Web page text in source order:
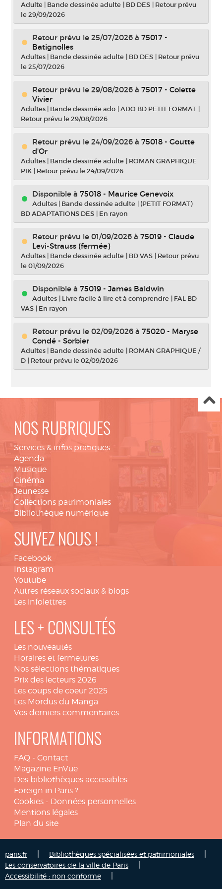
Adulte | Bande dessinée adulte | BD DES | Retour prévu
le 29/09/2026
Retour prévu le 25/07/2026 à 75017 -
Batignolles
Adultes | Bande dessinée adulte | BD DES | Retour prévu
le 25/07/2026
Retour prévu le 29/08/2026 à 75017 - Colette
Vivier
Adultes | Bande dessinée ado |ADO BD PETIT FORMAT |
Retour prévu le 29/08/2026
Retour prévu le 24/09/2026 à 75018 - Goutte
d'Or
Adultes | Bande dessinée adulte | ROMAN GRAPHIQUE
PIK | Retour prévu le 24/09/2026
Disponible à 75018 - Maurice Genevoix
Adultes | Bande dessinée adulte | (PETIT FORMAT)
BD ADAPTATIONS DES | En rayon
Retour prévu le 01/09/2026 à 75019 - Claude
Levi-Strauss (fermée)
Adultes | Bande dessinée adulte | BD VAS | Retour prévu
le 01/09/2026
Disponible à 75019 - James Baldwin
Adultes | Livre facile à lire et à comprendre | FAL BD
VAS | En rayon
Retour prévu le 02/09/2026 à 75020 - Maryse
Condé - Sorbier
Adultes | Bande dessinée adulte | ROMAN GRAPHIQUE /
D | Retour prévu le 02/09/2026
NOS RUBRIQUES
Services & infos pratiques
Agenda
Musique
Cinéma
Jeunesse
Collections patrimoniales
Bibliothèque numérique
SUIVEZ NOUS !
Facebook
Instagram
Youtube
Autres réseaux sociaux & blogs
Les infolettres
LES + CONSULTÉS
Les nouveautés
Horaires et fermetures
Nos sélections thématiques
Prix des lecteurs 2026
Les coups de coeur 2025
Les Mordus du Manga
Vos derniers commentaires
INFORMATIONS
FAQ - Contact
Magazine EnVue
Des bibliothèques accessibles
Foreign in Paris ?
Cookies - Données personnelles
Mentions légales
Plan du site
paris.fr Bibliothèques spécialisées et patrimoniales
Les conservatoires de la ville de Paris
Accessibilité : non conforme